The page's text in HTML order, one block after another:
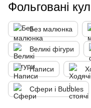
Фольговані
Без малюнка
Великі фігури
Написи
Сфери і Bubbles